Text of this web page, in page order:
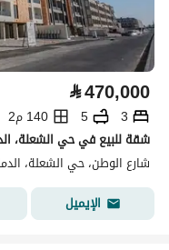
⃁470,000
3
5
140 م2
شقة للبيع في حي الشعلة،
شارع الوطن، حي الشعلة،
الإيميل